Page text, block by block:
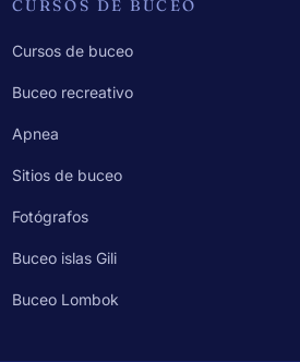
CURSOS DE BUCEO
Cursos de buceo
Buceo recreativo
Apnea
Sitios de buceo
Fotógrafos
Buceo islas Gili
Buceo Lombok